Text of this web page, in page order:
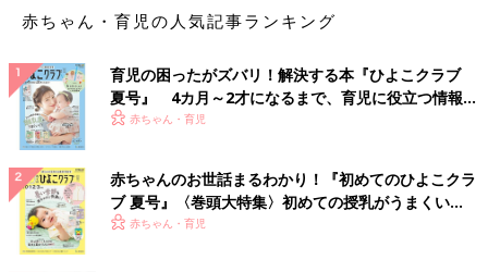
赤ちゃん・育児の人気記事ランキング
育児の困ったがズバリ！解決する本『ひよこクラブ
夏号』 4カ月～2才になるまで、育児に役立つ情報が
いっぱい！
赤ちゃん・育児
赤ちゃんのお世話まるわかり！『初めてのひよこクラ
ブ 夏号』〈巻頭大特集〉初めての授乳がうまくい
く！ おっぱい・ミルクの基本と夏のトラブル 解決テ
赤ちゃん・育児